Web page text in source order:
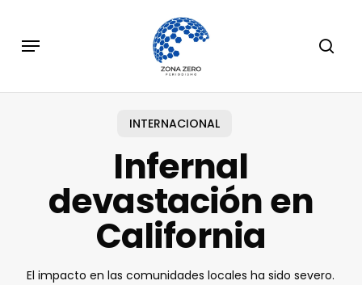
main
Menu
INTERNACIONAL
Infernal
devastación en
California
El impacto en las comunidades locales ha sido severo.